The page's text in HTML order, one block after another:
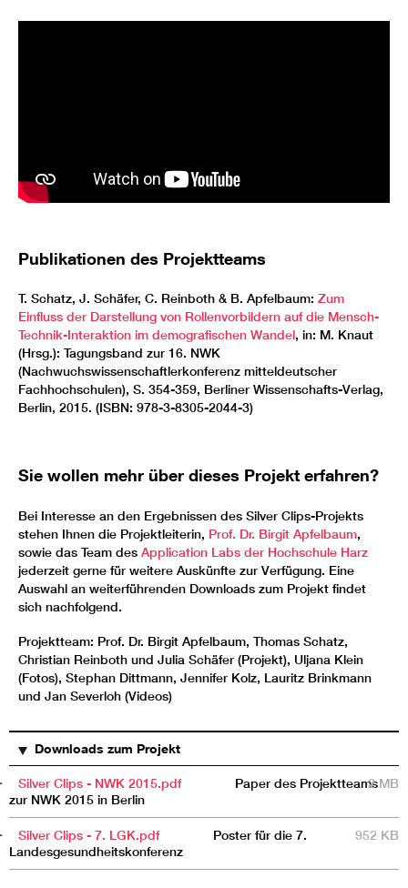
Publikationen des Projektteams
T. Schatz, J. Schäfer, C. Reinboth & B. Apfelbaum: Zum
Einfluss der Darstellung von Rollenvorbildern auf die Mensch-
Technik-Interaktion im demografischen Wandel, in: M. Knaut
(Hrsg.): Tagungsband zur 16. NWK
(Nachwuchswissenschaftlerkonferenz mitteldeutscher
Fachhochschulen), S. 354-359, Berliner Wissenschafts-Verlag,
Berlin, 2015. (ISBN: 978-3-8305-2044-3)
Sie wollen mehr über dieses Projekt erfahren?
Bei Interesse an den Ergebnissen des Silver Clips-Projekts
stehen Ihnen die Projektleiterin, Prof. Dr. Birgit Apfelbaum,
sowie das Team des Application Labs der Hochschule Harz
jederzeit gerne für weitere Auskünfte zur Verfügung. Eine
Auswahl an weiterführenden Downloads zum Projekt findet
sich nachfolgend.
Projektteam: Prof. Dr. Birgit Apfelbaum, Thomas Schatz,
Christian Reinboth und Julia Schäfer (Projekt), Uljana Klein
(Fotos), Stephan Dittmann, Jennifer Kolz, Lauritz Brinkmann
und Jan Severloh (Videos)
Downloads zum Projekt
Silver Clips - NWK 2015.pdf
Paper des Projektteams
zur NWK 2015 in Berlin
2 MB
Silver Clips - 7. LGK.pdf
Poster für die 7.
Landesgesundheitskonferenz
952 KB